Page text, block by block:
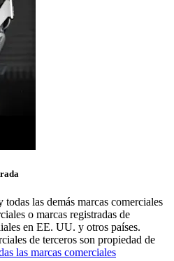
las demás marcas comerciales
o marcas registradas de
en EE. UU. y otros países.
de terceros son propiedad de
las marcas comerciales